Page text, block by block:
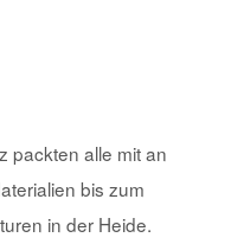
packten alle mit an
bis zum
in der Heide.